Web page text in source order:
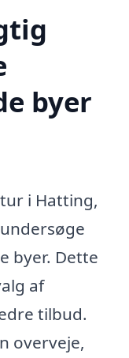
byer
i Hatting,
byer. Dette
af
tilbud.
overveje,